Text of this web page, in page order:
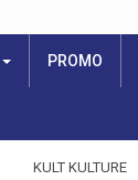
PROMO
KULT KULTURE